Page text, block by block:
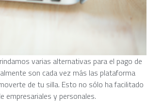
varias alternativas para el pago de
son cada vez más las plataforma
de tu silla. Esto no sólo ha facilitado
empresariales y personales.